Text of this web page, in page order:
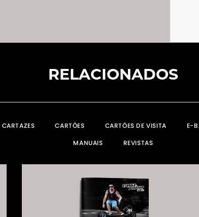
RELACIONADOS
CARTAZES CARTÕES CARTÕES DE VISITA E-
MANUAIS
REVISTAS